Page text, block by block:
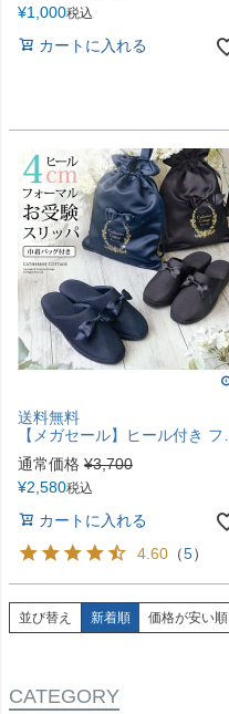
¥1,000税込
カートに入れる
送料無料
【メガセール】ヒール付き フォーマルスリッパ リボン巾着袋セットTAK
通常価格 ¥3,700
¥2,580税込
カートに入れる
4.60 （5）
並び替え 新着順 価格が安い順
CATEGORY